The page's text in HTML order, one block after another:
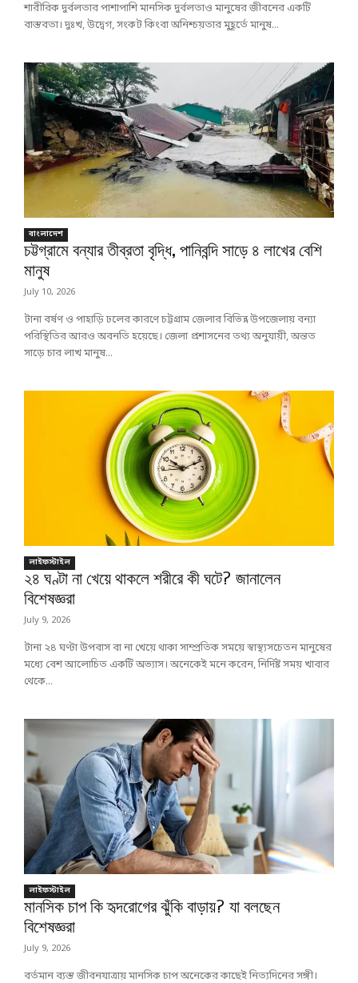
শারীরিক দুর্বলতার পাশাপাশি মানসিক দুর্বলতাও মানুষের জীবনের একটি
বাস্তবতা। দুঃখ, উদ্বেগ, সংকট কিংবা অনিশ্চয়তার মুহূর্তে মানুষ...
বাংলাদেশ
চট্টগ্রামে বন্যার তীব্রতা বৃদ্ধি, পানিবন্দি সাড়ে ৪ লাখের বেশি
মানুষ
July 10, 2026
টানা বর্ষণ ও পাহাড়ি ঢলের কারণে চট্টগ্রাম জেলার বিভিন্ন উপজেলায় বন্যা
পরিস্থিতির আরও অবনতি হয়েছে। জেলা প্রশাসনের তথ্য অনুযায়ী, অন্তত
সাড়ে চার লাখ মানুষ...
লাইফস্টাইল
২৪ ঘণ্টা না খেয়ে থাকলে শরীরে কী ঘটে? জানালেন
বিশেষজ্ঞরা
July 9, 2026
টানা ২৪ ঘণ্টা উপবাস বা না খেয়ে থাকা সাম্প্রতিক সময়ে স্বাস্থ্যসচেতন মানুষের
মধ্যে বেশ আলোচিত একটি অভ্যাস। অনেকেই মনে করেন, নির্দিষ্ট সময় খাবার
থেকে...
লাইফস্টাইল
মানসিক চাপ কি হৃদরোগের ঝুঁকি বাড়ায়? যা বলছেন
বিশেষজ্ঞরা
July 9, 2026
বর্তমান ব্যস্ত জীবনযাত্রায় মানসিক চাপ অনেকের কাছেই নিত্যদিনের সঙ্গী।